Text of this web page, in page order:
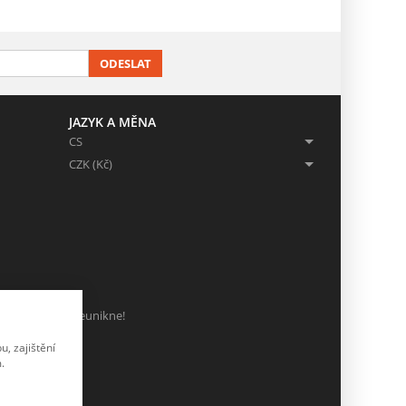
ODESLAT
JAZYK A MĚNA
CS
CZK (Kč)
ať Vám nic neunikne!
zajištění